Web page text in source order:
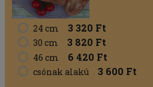
24 cm 3 320 Ft
30 cm 3 820 Ft
46 cm 6 420 Ft
csónak alakú 3 600 Ft